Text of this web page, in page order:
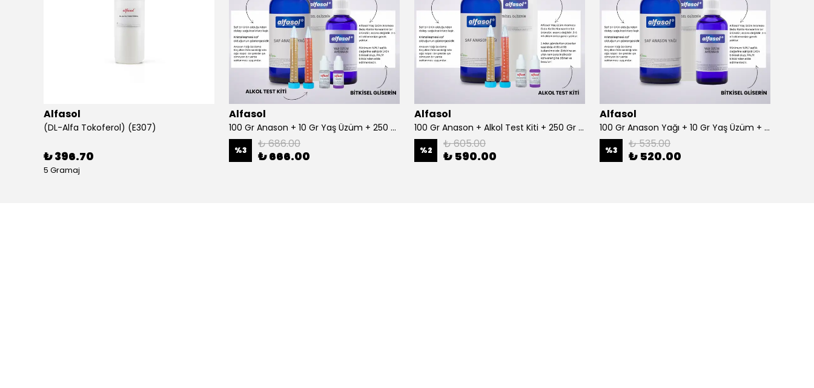
Alfasol
(DL-Alfa Tokoferol) (E307)
₺ 396.70
5 Gramaj
Alfasol
100 Gr Anason + 10 Gr Yaş Üzüm + 250 Gr Gliserin + Alkol Test Kiti
%3 ₺ 686.00
₺ 666.00
Alfasol
100 Gr Anason + Alkol Test Kiti + 250 Gr Gliserin
%2 ₺ 605.00
₺ 590.00
Alfasol
100 Gr Anason Yağı + 10 Gr Yaş Üzüm + 250 Gr Gliserin
%3 ₺ 535.00
₺ 520.00